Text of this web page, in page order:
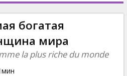
богатая
мира
la plus riche du monde